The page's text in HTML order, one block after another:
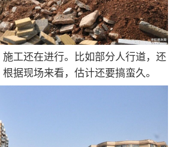
还在进行。比如部分人行道，还
据现场来看，估计还要搞蛮久。